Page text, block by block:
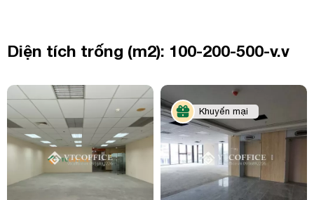
Diện tích trống (m2): 100-200-500-v.v
Khuyến mại